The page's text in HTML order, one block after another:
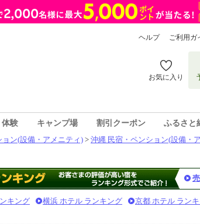
ヘルプ ご利用ガ
お気に入り
体験 キャンプ場 割引クーポン ふるさと
ン(設備・アメニティ) > 沖縄 民宿・ペンション(設備・
キング 横浜 ホテル ランキング 京都 ホテル ラン